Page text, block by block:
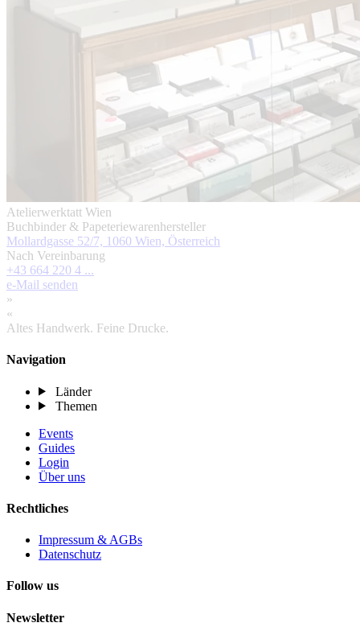
Atelierwerktatt Wien
Buchbinder & Papeteriewarenhersteller
Mollardgasse 52/7, 1060 Wien, Österreich
Nach Vereinbarung
+43 664 220 4 ...
e-Mail senden
»
«
Altes Handwerk. Feine Drucke.
Navigation
Länder
Themen
Events
Guides
Login
Über uns
Rechtliches
Impressum & AGBs
Datenschutz
Follow us
Newsletter